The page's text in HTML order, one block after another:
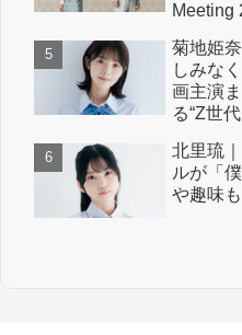
Meeting
菊地姫
しみな
画主演
る“Z世
北里琉
ルが「
や趣味